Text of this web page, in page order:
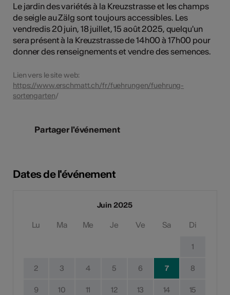
Le jardin des variétés à la Kreuzstrasse et les champs
de seigle au Zälg sont toujours accessibles. Les
vendredis 20 juin, 18 juillet, 15 août 2025, quelqu'un
sera présent à la Kreuzstrasse de 14h00 à 17h00 pour
donner des renseignements et vendre des semences.
Lien vers le site web:
https://www.erschmatt.ch/fr/fuehrungen/fuehrung-
sortengarten/
Partager l'événement
Dates de l'événement
Juin 2025
Lu Ma Me Je Ve Sa Di
1
2 3 4 5 6 7 8
9 10 11 12 13 14 15